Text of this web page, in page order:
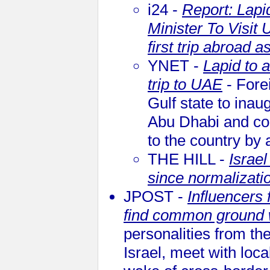
i24 - Report:
Minister To Visit
first trip abroad
YNET - Lapid to
trip to UAE-
Gulf state to
Abu Dhabi and
to the country by
THE HILL -
since
JPOST - Influencers
find common ground
personalities from
Israel, meet with